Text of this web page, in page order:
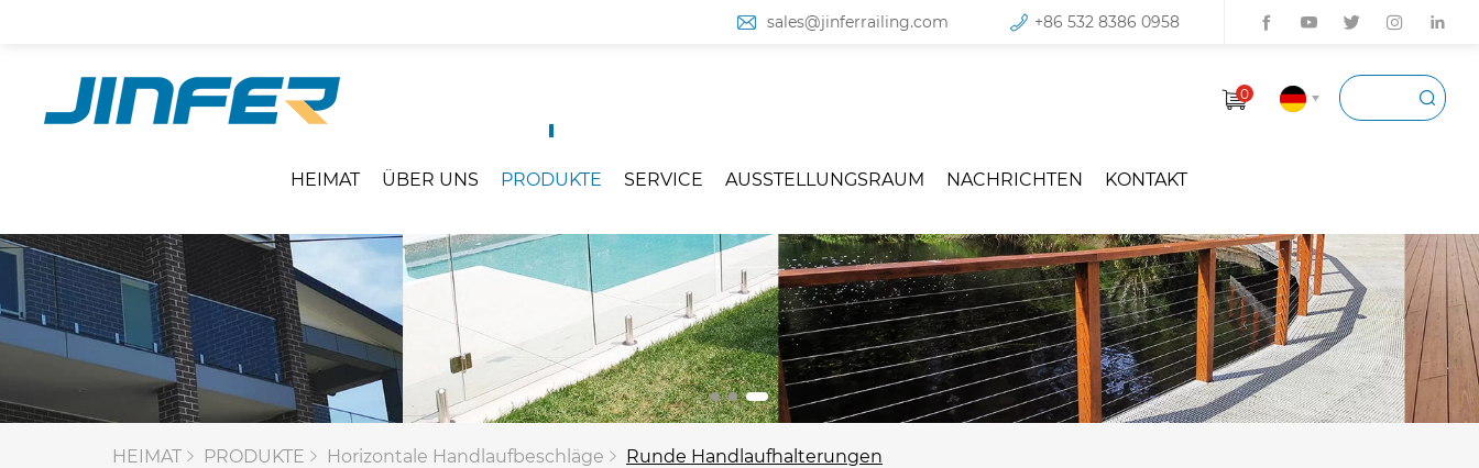
sales@jinferrailing.com +86 532 8386 0958
0
HEIMAT ÜBER UNS PRODUKTE SERVICE AUSSTELLUNGSRAUM NACHRICHTEN KONTAKT
HEIMAT PRODUKTE Horizontale Handlaufbeschläge Runde Handlaufhalterungen